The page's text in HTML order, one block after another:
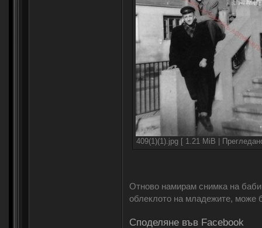
409(1)(1).jpg [ 1.21 MiB |
Отново намирам снимка на
облеклото на младежите, може
Споделяне във Facebook